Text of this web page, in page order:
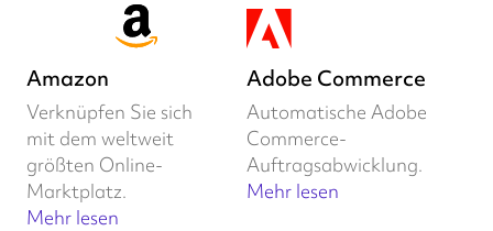
Amazon
Verknüpfen Sie sich
mit dem weltweit
größten Online-
Marktplatz.
Mehr lesen
Adobe Commerce
Automatische Adobe
Commerce-
Auftragsabwicklung.
Mehr lesen